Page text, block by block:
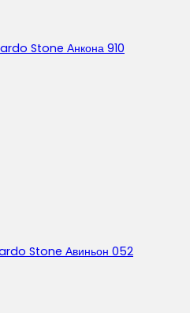
Stone Анкона 910
Stone Авиньон 052